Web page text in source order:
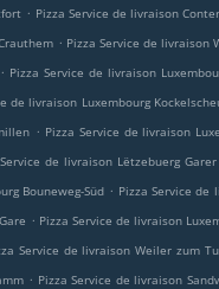
. Pizza Service de livraison
. Pizza Service de livraison
. Pizza Service de livraison
de livraison Luxembourg
. Pizza Service de livraison
de livraison Lëtzebuerg
Bouneweg-Süd . Pizza Service de
. Pizza Service de livraison
Service de livraison Weiler zum
. Pizza Service de livraison